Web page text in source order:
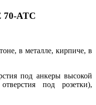
70-ATC
в металле, кирпиче, в
под анкеры высокой
под розетки),